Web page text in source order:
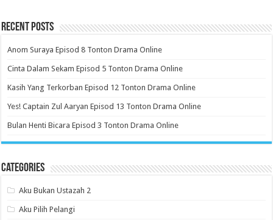
Recent Posts
Anom Suraya Episod 8 Tonton Drama Online
Cinta Dalam Sekam Episod 5 Tonton Drama Online
Kasih Yang Terkorban Episod 12 Tonton Drama Online
Yes! Captain Zul Aaryan Episod 13 Tonton Drama Online
Bulan Henti Bicara Episod 3 Tonton Drama Online
Categories
Aku Bukan Ustazah 2
Aku Pilih Pelangi